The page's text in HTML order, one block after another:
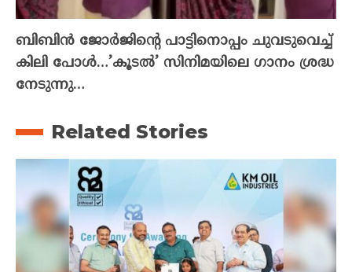
ബിബിൻ ജോർജിന്റെ പാട്ടിനൊപ്പം ചുവടുവെച്ച്
കിലി പോൾ…’കൂടൽ’ സിനിമയിലെ ഗാനം ശ്രദ്ധ
നേടുന്നു…
Related Stories